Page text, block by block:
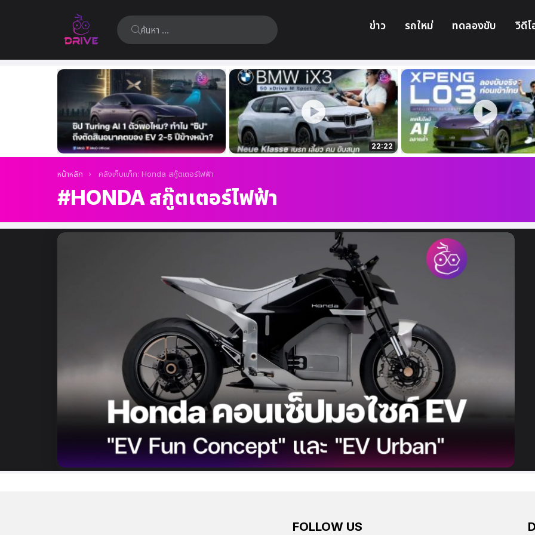
ค้นหา: ข่าว รถใหม่ ทดลองขับ วิดีโ
เรื่อง
ล่าสุด
22:22
คุณอยู่ที่นี่:
หน้าหลัก คลังเก็บแท็ก: Honda สกู๊ตเตอร์ไฟฟ้า
HONDA สกู๊ตเตอร์ไฟฟ้า
เรื่อง
FOLLOW US